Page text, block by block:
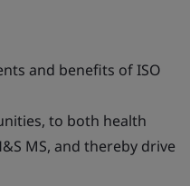
and benefits of ISO
to both health
MS, and thereby drive